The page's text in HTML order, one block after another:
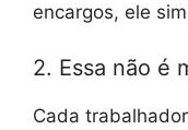
encargos, ele
2. Essa não é
Cada